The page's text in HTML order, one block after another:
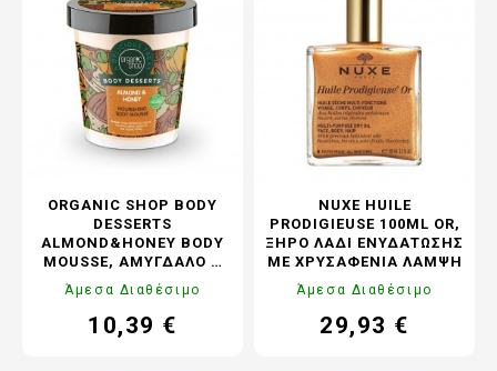
ORGANIC SHOP BODY
DESSERTS
ALMOND&HONEY BODY
MOUSSE, ΑΜΎΓΔΑΛΟ &
ΜΈΛΙ ΜΟΥΣ ΘΡΈΨΗΣ
ΣΏΜΑΤΟΣ
Άμεσα Διαθέσιμο
Τιμή
10,39 €
NUXE HUILE
PRODIGIEUSE 100ML OR,
ΞΗΡΌ ΛΆΔΙ ΕΝΥΔΆΤΩΣΗΣ
ΜΕ ΧΡΥΣΑΦΈΝΙΑ ΛΆΜΨΗ
Άμεσα Διαθέσιμο
Τιμή
29,93 €